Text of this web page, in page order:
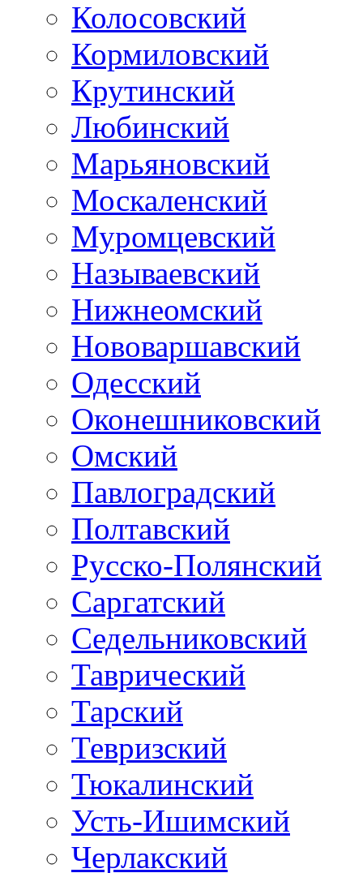
Колосовский
Кормиловский
Крутинский
Любинский
Марьяновский
Москаленский
Муромцевский
Называевский
Нижнеомский
Нововаршавский
Одесский
Оконешниковский
Омский
Павлоградский
Полтавский
Русско-Полянский
Саргатский
Седельниковский
Таврический
Тарский
Тевризский
Тюкалинский
Усть-Ишимский
Черлакский